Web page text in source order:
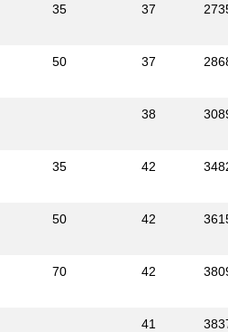
35 37
50 37
38
35 42
50 42
70 42
41